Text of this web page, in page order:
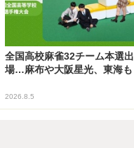
全国高校麻雀32チーム本選出
場…麻布や大阪星光、東海も
2026.8.5